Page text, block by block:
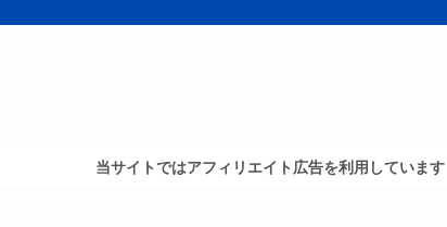
当サイトではアフィリエイト広告を利用しています